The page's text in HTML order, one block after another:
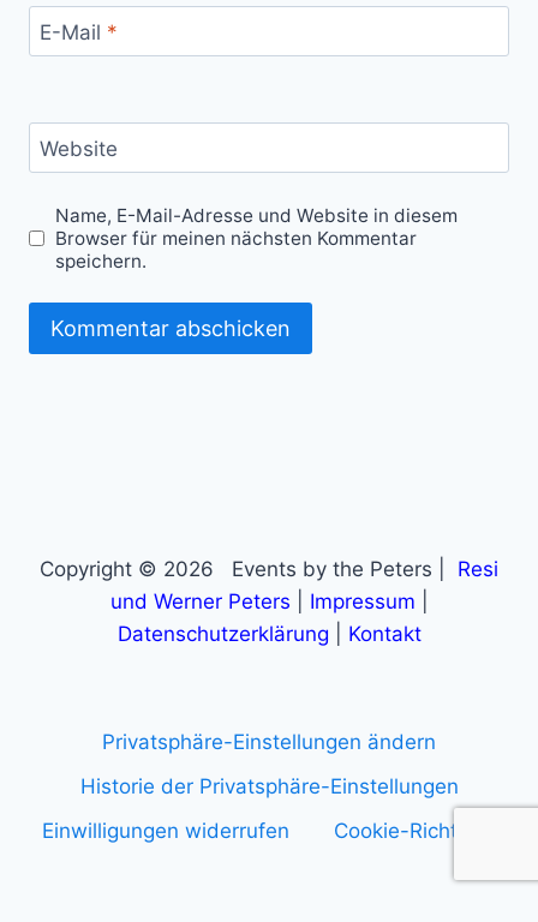
E-Mail *
Website
Name, E-Mail-Adresse und Website in diesem
Browser für meinen nächsten Kommentar
speichern.
Copyright © 2026 Events by the Peters |
Resi
und Werner Peters
Impressum
Datenschutzerklärung
Kontakt
Privatsphäre-Einstellungen ändern
Historie der Privatsphäre-Einstellungen
Einwilligungen widerrufen
Cookie-Richtlinie